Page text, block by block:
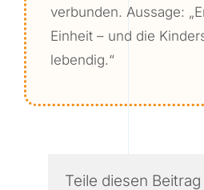
verbunden. Aussage:
Einheit – und die
lebendig.“
Teile diesen